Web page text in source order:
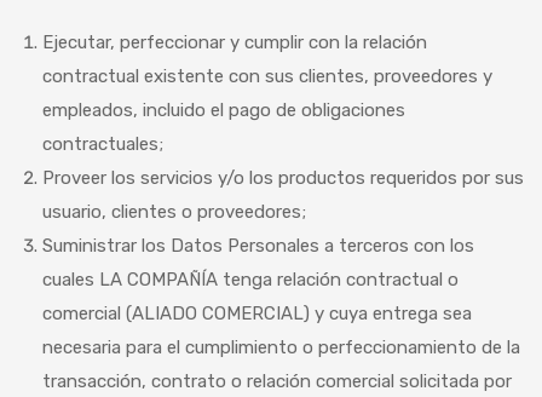
Ejecutar, perfeccionar y cumplir con la relación
contractual existente con sus clientes, proveedores y
empleados, incluido el pago de obligaciones
contractuales;
Proveer los servicios y/o los productos requeridos por sus
usuario, clientes o proveedores;
Suministrar los Datos Personales a terceros con los
cuales LA COMPAÑÍA tenga relación contractual o
comercial (ALIADO COMERCIAL) y cuya entrega sea
necesaria para el cumplimiento o perfeccionamiento de la
transacción, contrato o relación comercial solicitada por